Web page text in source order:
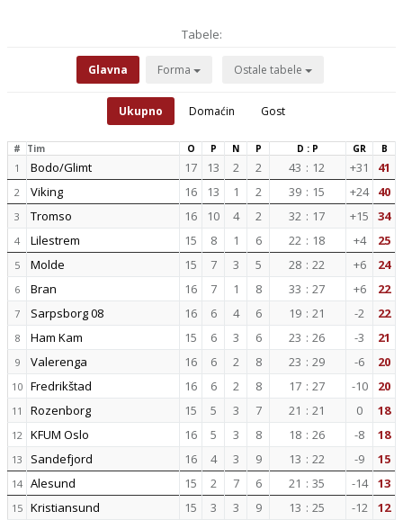
Tabele:
Glavna Forma Ostale tabele
Ukupno Domaćin Gost
# Tim O P N P D : P GR B
1 Bodo/Glimt 17 13 2 2 43 : 12 +31 41
2 Viking 16 13 1 2 39 : 15 +24 40
3 Tromso 16 10 4 2 32 : 17 +15 34
4 Lilestrem 15 8 1 6 22 : 18 +4 25
5 Molde 15 7 3 5 28 : 22 +6 24
6 Bran 16 7 1 8 33 : 27 +6 22
7 Sarpsborg 08 16 6 4 6 19 : 21 -2 22
8 Ham Kam 15 6 3 6 23 : 26 -3 21
9 Valerenga 16 6 2 8 23 : 29 -6 20
10 Fredrikštad 16 6 2 8 17 : 27 -10 20
11 Rozenborg 15 5 3 7 21 : 21 0 18
12 KFUM Oslo 16 5 3 8 18 : 26 -8 18
13 Sandefjord 16 4 3 9 13 : 22 -9 15
14 Alesund 15 2 7 6 21 : 35 -14 13
15 Kristiansund 15 3 3 9 13 : 25 -12 12